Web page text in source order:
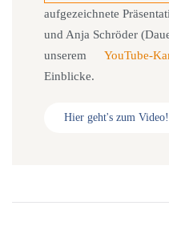
aufgezeichnete
und Anja Schröder
unserem
YouTube-
Einblicke.
Hier geht's zum